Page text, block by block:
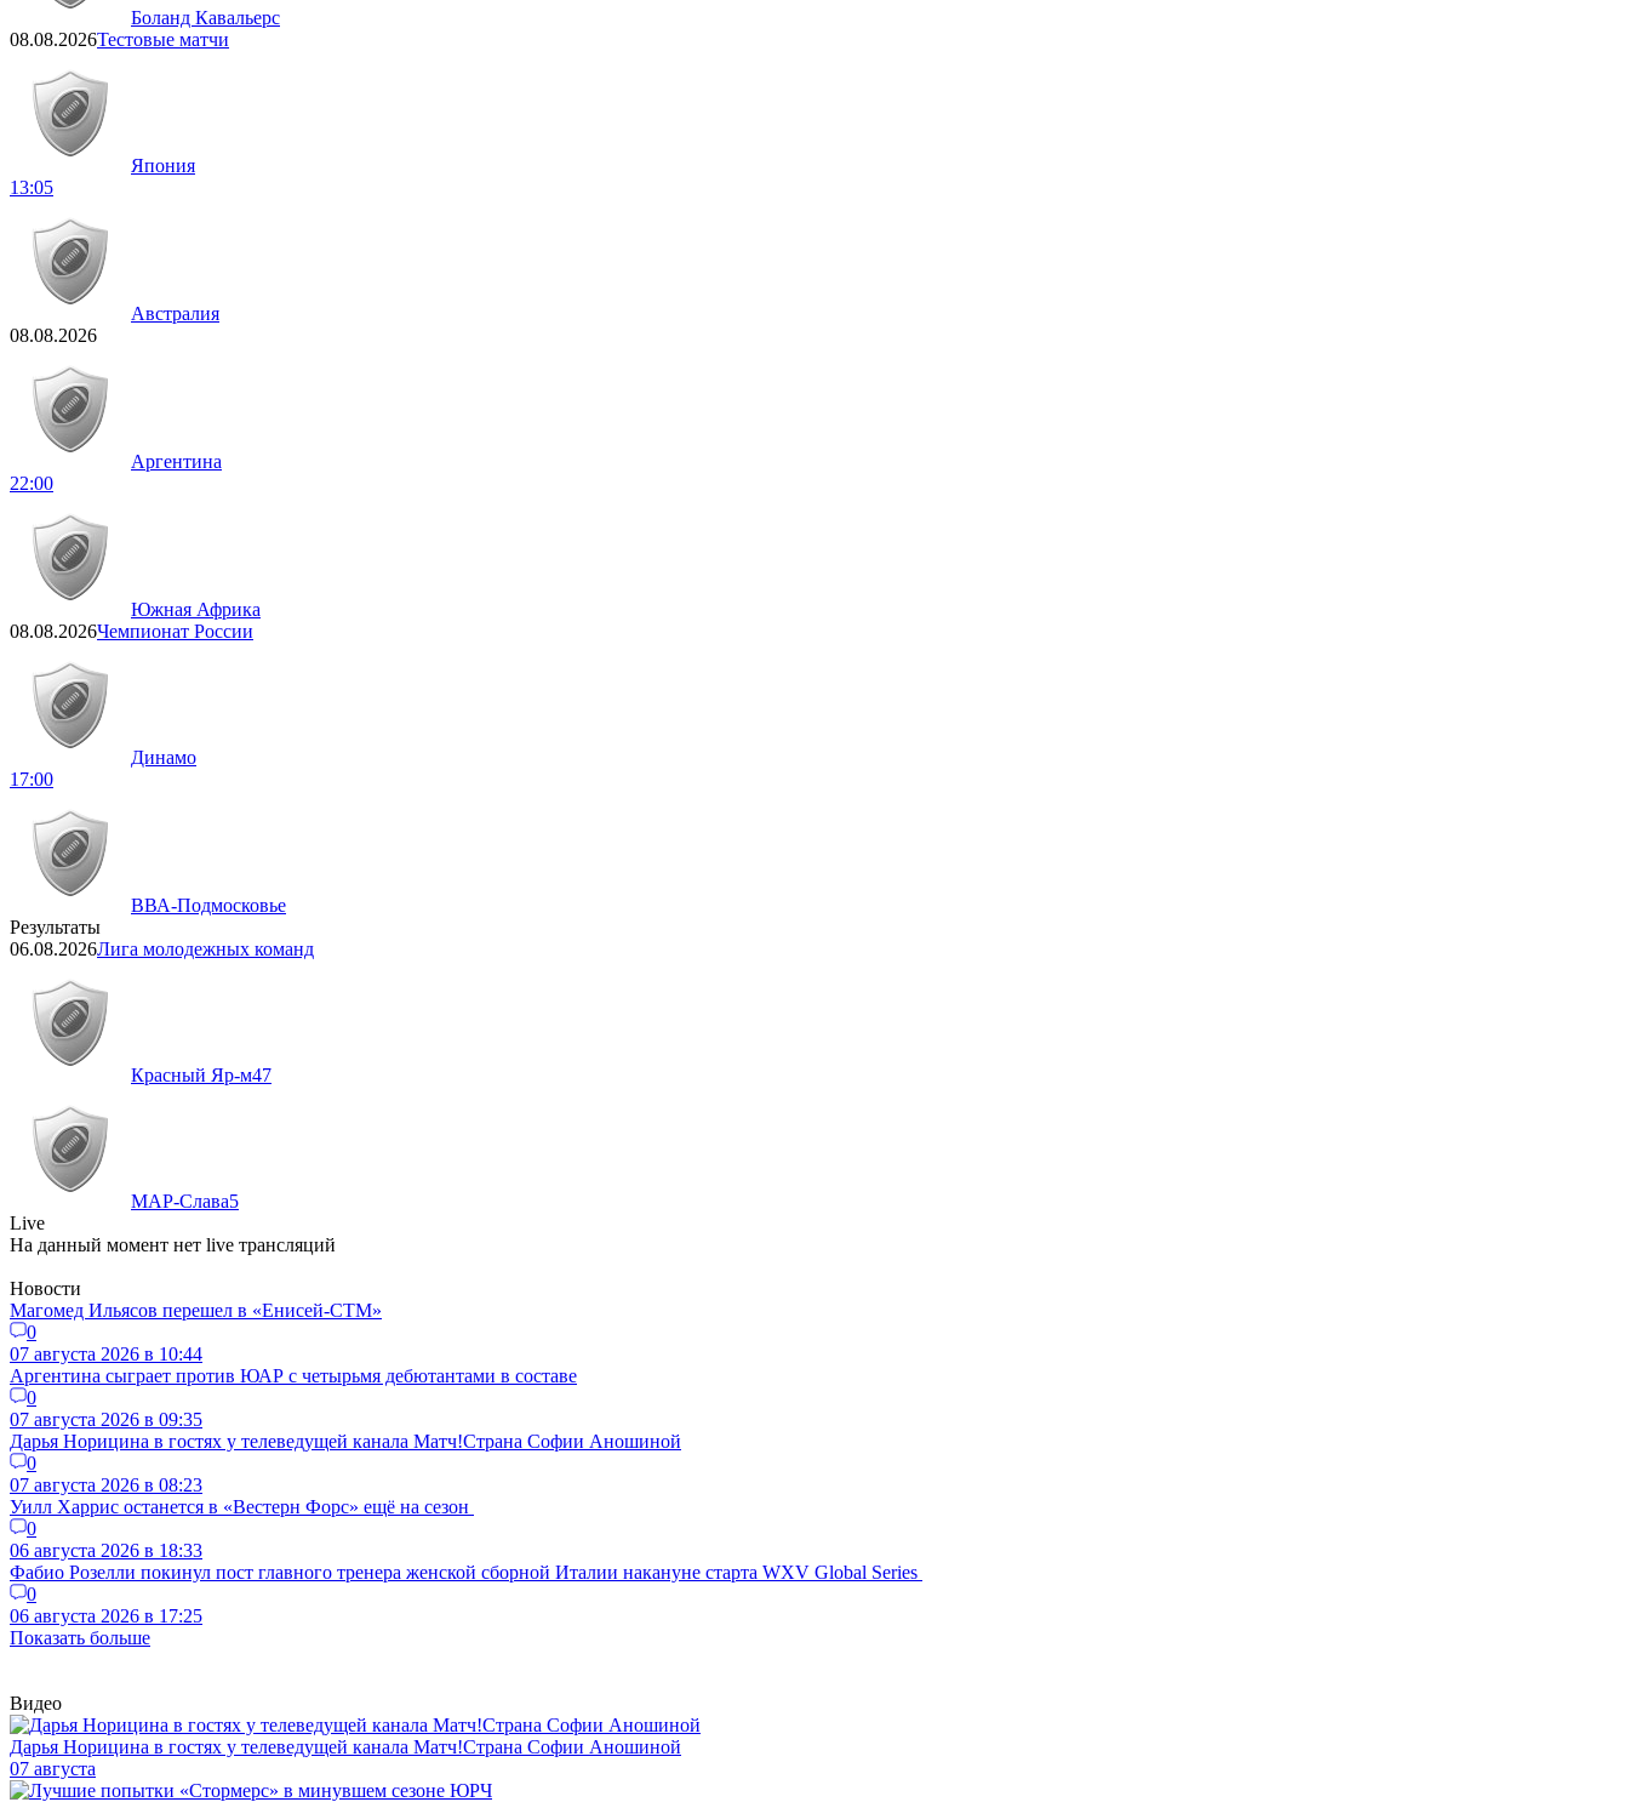
Боланд Кавальерс
08.08.2026Тестовые матчи
Япония
13:05
Австралия
08.08.2026
Аргентина
22:00
Южная Африка
08.08.2026Чемпионат России
Динамо
17:00
ВВА-Подмосковье
Результаты
06.08.2026Лига молодежных команд
Красный Яр-м47
МАР-Слава5
Live
На данный момент нет live трансляций
Новости
Магомед Ильясов перешел в «Енисей-СТМ»
0
07 августа 2026 в 10:44
Аргентина сыграет против ЮАР с четырьмя дебютантами в составе
0
07 августа 2026 в 09:35
Дарья Норицина в гостях у телеведущей канала Матч!Страна Софии Аношиной
0
07 августа 2026 в 08:23
Уилл Харрис останется в «Вестерн Форс» ещё на сезон
0
06 августа 2026 в 18:33
Фабио Розелли покинул пост главного тренера женской сборной Италии накануне старта WXV Global Series
0
06 августа 2026 в 17:25
Показать больше
Видео
Дарья Норицина в гостях у телеведущей канала Матч!Страна Софии Аношиной
07 августа